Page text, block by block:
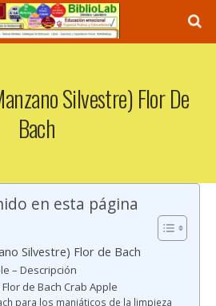
Silvestre) Flor De
Bach
en esta página
Silvestre) Flor de Bach
– Descripción
de Bach Crab Apple
para los maniáticos de la limpieza